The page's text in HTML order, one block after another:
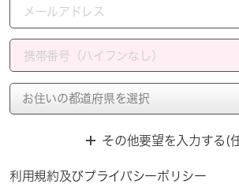
その他要望を入力する(
利用規約及びプライバシーポリシー